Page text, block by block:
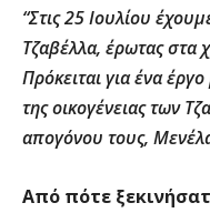
“Στις 25 Ιουλίου
Τζαβέλλα, έρωτας στα
Πρόκειται για ένα
της οικογένειας των
απογόνου τους,
Από πότε